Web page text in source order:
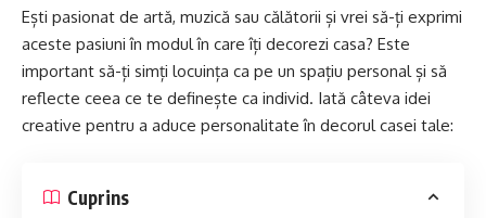
Ești pasionat de artă, muzică sau călătorii și vrei să-ți exprimi
aceste pasiuni în modul în care îți decorezi casa? Este
important să-ți simți locuința ca pe un spațiu personal și să
reflecte ceea ce te definește ca individ. Iată câteva idei
creative pentru a aduce personalitate în decorul casei tale:
Cuprins